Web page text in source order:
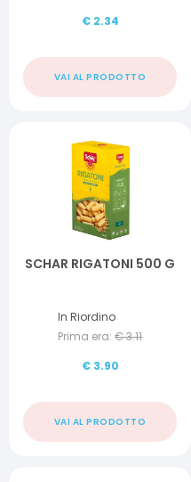
€ 2.34
VAI AL PRODOTTO
SCHAR RIGATONI 500 G
In Riordino
Prima era: €3.11
€ 3.90
VAI AL PRODOTTO